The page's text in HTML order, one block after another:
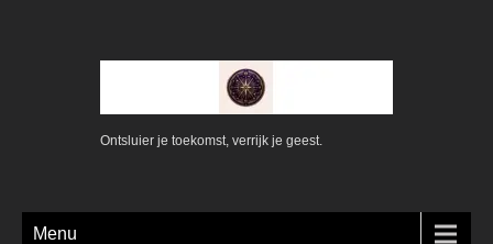
Ontsluier je toekomst, verrijk je geest.
Menu